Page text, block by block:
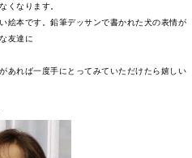
くなります。
絵本です。鉛筆デッサンで書かれた犬の表情が
友達に
あれば一度手にとってみていただけたら嬉しい